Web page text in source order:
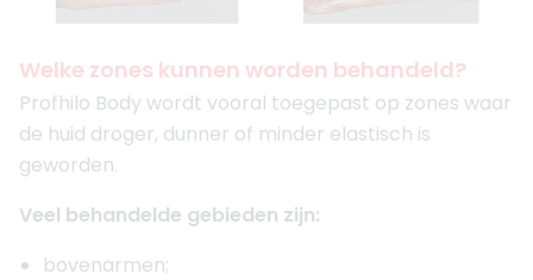
Welke zones kunnen worden behandeld?
Profhilo Body wordt vooral toegepast op zones waar
de huid droger, dunner of minder elastisch is
geworden.
Veel behandelde gebieden zijn:
bovenarmen;